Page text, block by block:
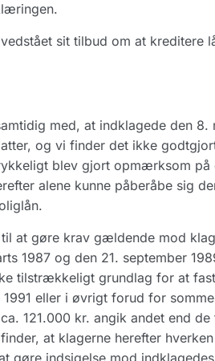
sit tilbud om at kreditere
med, at indklagede den 8.
og vi finder det ikke
blev gjort opmærksom på
alene kunne påberåbe sig
at gøre krav gældende mod
1987 og den 21. september
tilstrækkeligt grundlag for at
eller i øvrigt forud for
121.000 kr. angik andet end
at klagerne herefter
gøre indsigelse mod